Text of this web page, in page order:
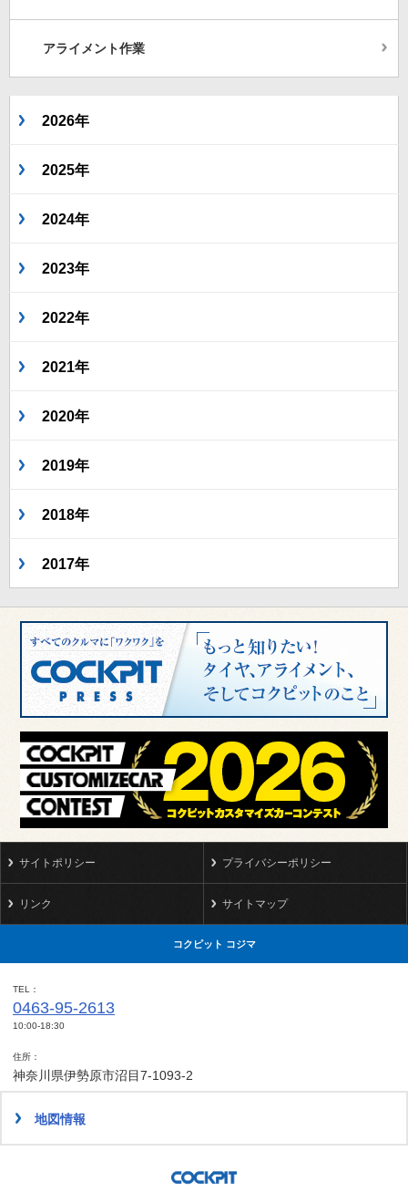
アライメント作業
2026年
2025年
2024年
2023年
2022年
2021年
2020年
2019年
2018年
2017年
サイトポリシー プライバシーポリシー
リンク サイトマップ
コクピット コジマ
TEL
0463-95-2613
10:00-18:30
住所
神奈川県伊勢原市沼目7-1093-2
地図情報